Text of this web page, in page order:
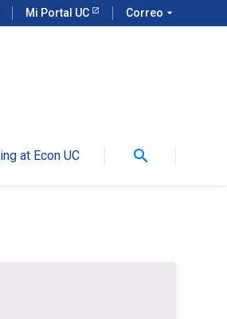
Mi Portal UC Correo arrow_drop_down
at Econ UC search